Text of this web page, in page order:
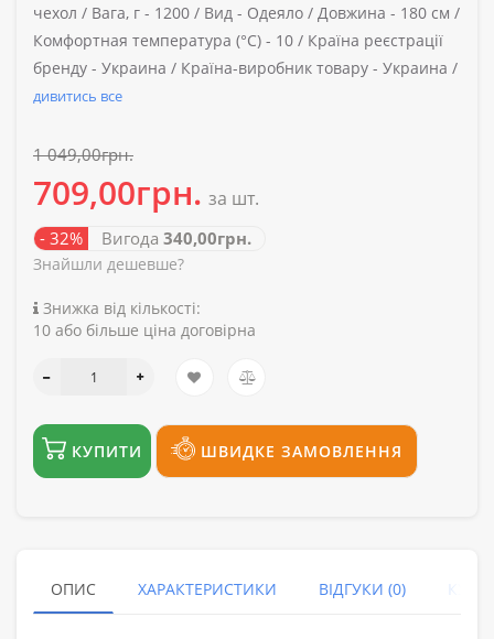
чехол / Вага, г - 1200 / Вид - Одеяло / Довжина - 180 см /
Комфортная температура (°C) - 10 / Країна реєстрації
бренду - Украина / Країна-виробник товару - Украина /
дивитись все
1 049,00грн.
709,00грн. за шт.
- 32% Вигода 340,00грн.
Знайшли дешевше?
Знижка від кількості:
10 або більше ціна договірна
КУПИТИ ШВИДКЕ ЗАМОВЛЕННЯ
ОПИС ХАРАКТЕРИСТИКИ ВІДГУКИ (0)